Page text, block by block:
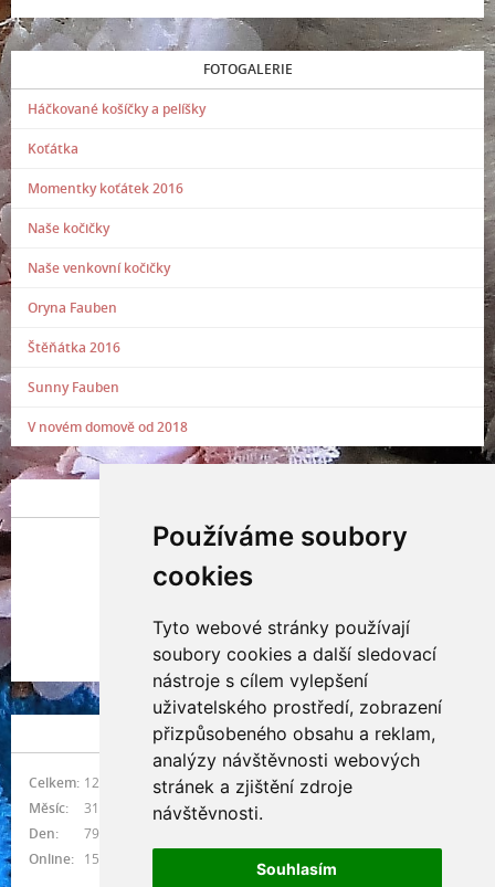
Používáme soubory
cookies
Tyto webové stránky používají
soubory cookies a další sledovací
nástroje s cílem vylepšení
uživatelského prostředí, zobrazení
přizpůsobeného obsahu a reklam,
analýzy návštěvnosti webových
stránek a zjištění zdroje
návštěvnosti.
Souhlasím
FOTOGALERIE
Háčkované košíčky a pelíšky
Koťátka
Momentky koťátek 2016
Naše kočičky
Naše venkovní kočičky
Oryna Fauben
Štěňátka 2016
Sunny Fauben
V novém domově od 2018
Indianna Ryve
Nostra, CZ
NÁVŠTĚVNOST
Online: 15
Celkem: 1216903
Měsíc:
31087
Den:
796